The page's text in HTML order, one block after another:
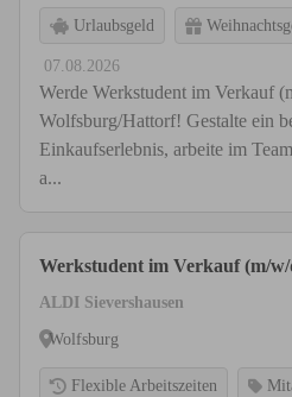
Urlaubsgeld
07.08.2026
Werde Werkstudent im Verkauf
Wolfsburg/Hattorf! Gestalte ein
Einkaufserlebnis, arbeite im
a...
Werkstudent im Verkauf (m/
ALDI Sievershausen
Wolfsburg
Flexible Arbeitszeiten